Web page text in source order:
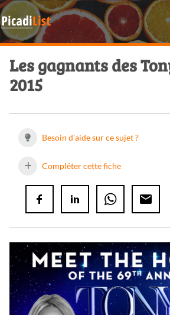
Les gagnants des
2015
Besoin d'aide sur ce sujet ?
Compléter cette fiche